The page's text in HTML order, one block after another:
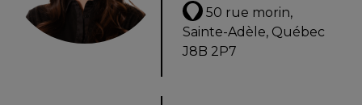
Avec
un
50 rue morin,
Sainte-Adèle, Québec
J8B 2P7